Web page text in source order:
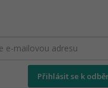
Přihlásit se k